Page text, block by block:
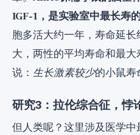
IGF-1，是实验室中最长寿
胞多活大约一年，寿命延
大，两性的平均寿命和最
说： 生长激素较少的小鼠寿
研究3：拉伦综合征，悖
但人类呢？这里涉及医学中